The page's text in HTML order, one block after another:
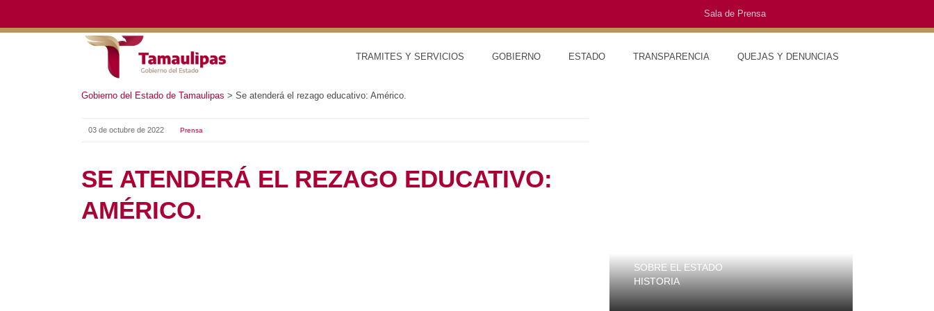
Sala de Prensa
TRAMITES Y SERVICIOS GOBIERNO ESTADO TRANSPARENCIA QUEJAS Y DENUNCIAS
Gobierno del Estado de Tamaulipas>Se atenderá el rezago educativo: Américo.
03 de octubre de 2022 Prensa
SE ATENDERÁ EL REZAGO EDUCATIVO:
AMÉRICO.
SOBRE EL ESTADO
HISTORIA